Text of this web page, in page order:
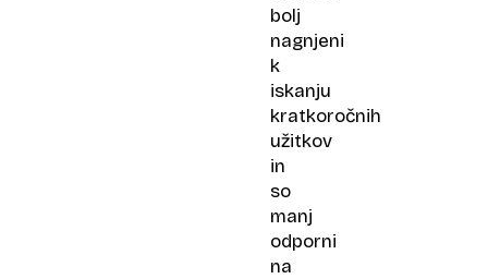
bolj
nagnjeni
k
iskanju
kratkoročnih
užitkov
in
so
manj
odporni
na